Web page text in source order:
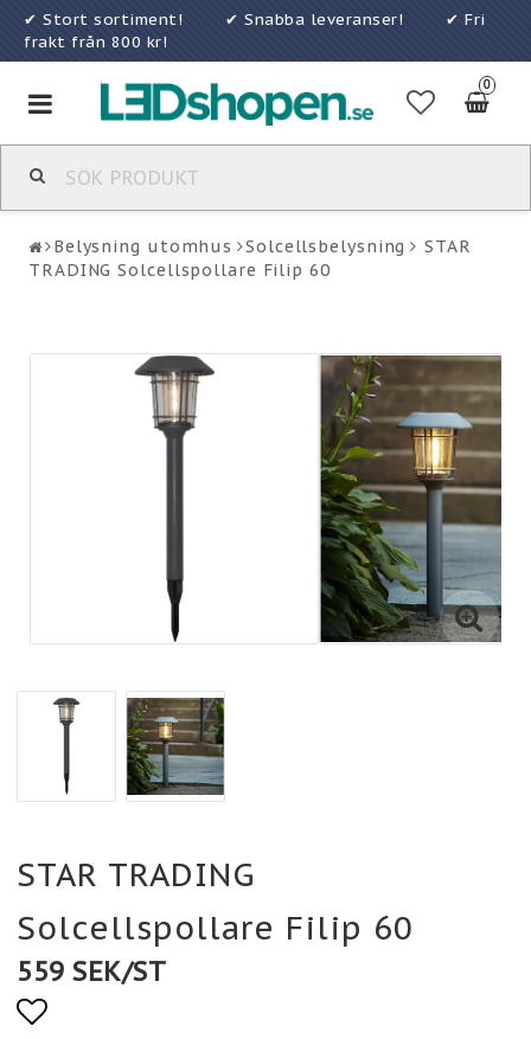
✔ Stort sortiment! ✔ Snabba leveranser! ✔ Fri
frakt från 800 kr!
0
Toggle
navigation
Belysning utomhus Solcellsbelysning
STAR
TRADING Solcellspollare Filip 60
STAR TRADING
Solcellspollare Filip 60
559 SEK/ST